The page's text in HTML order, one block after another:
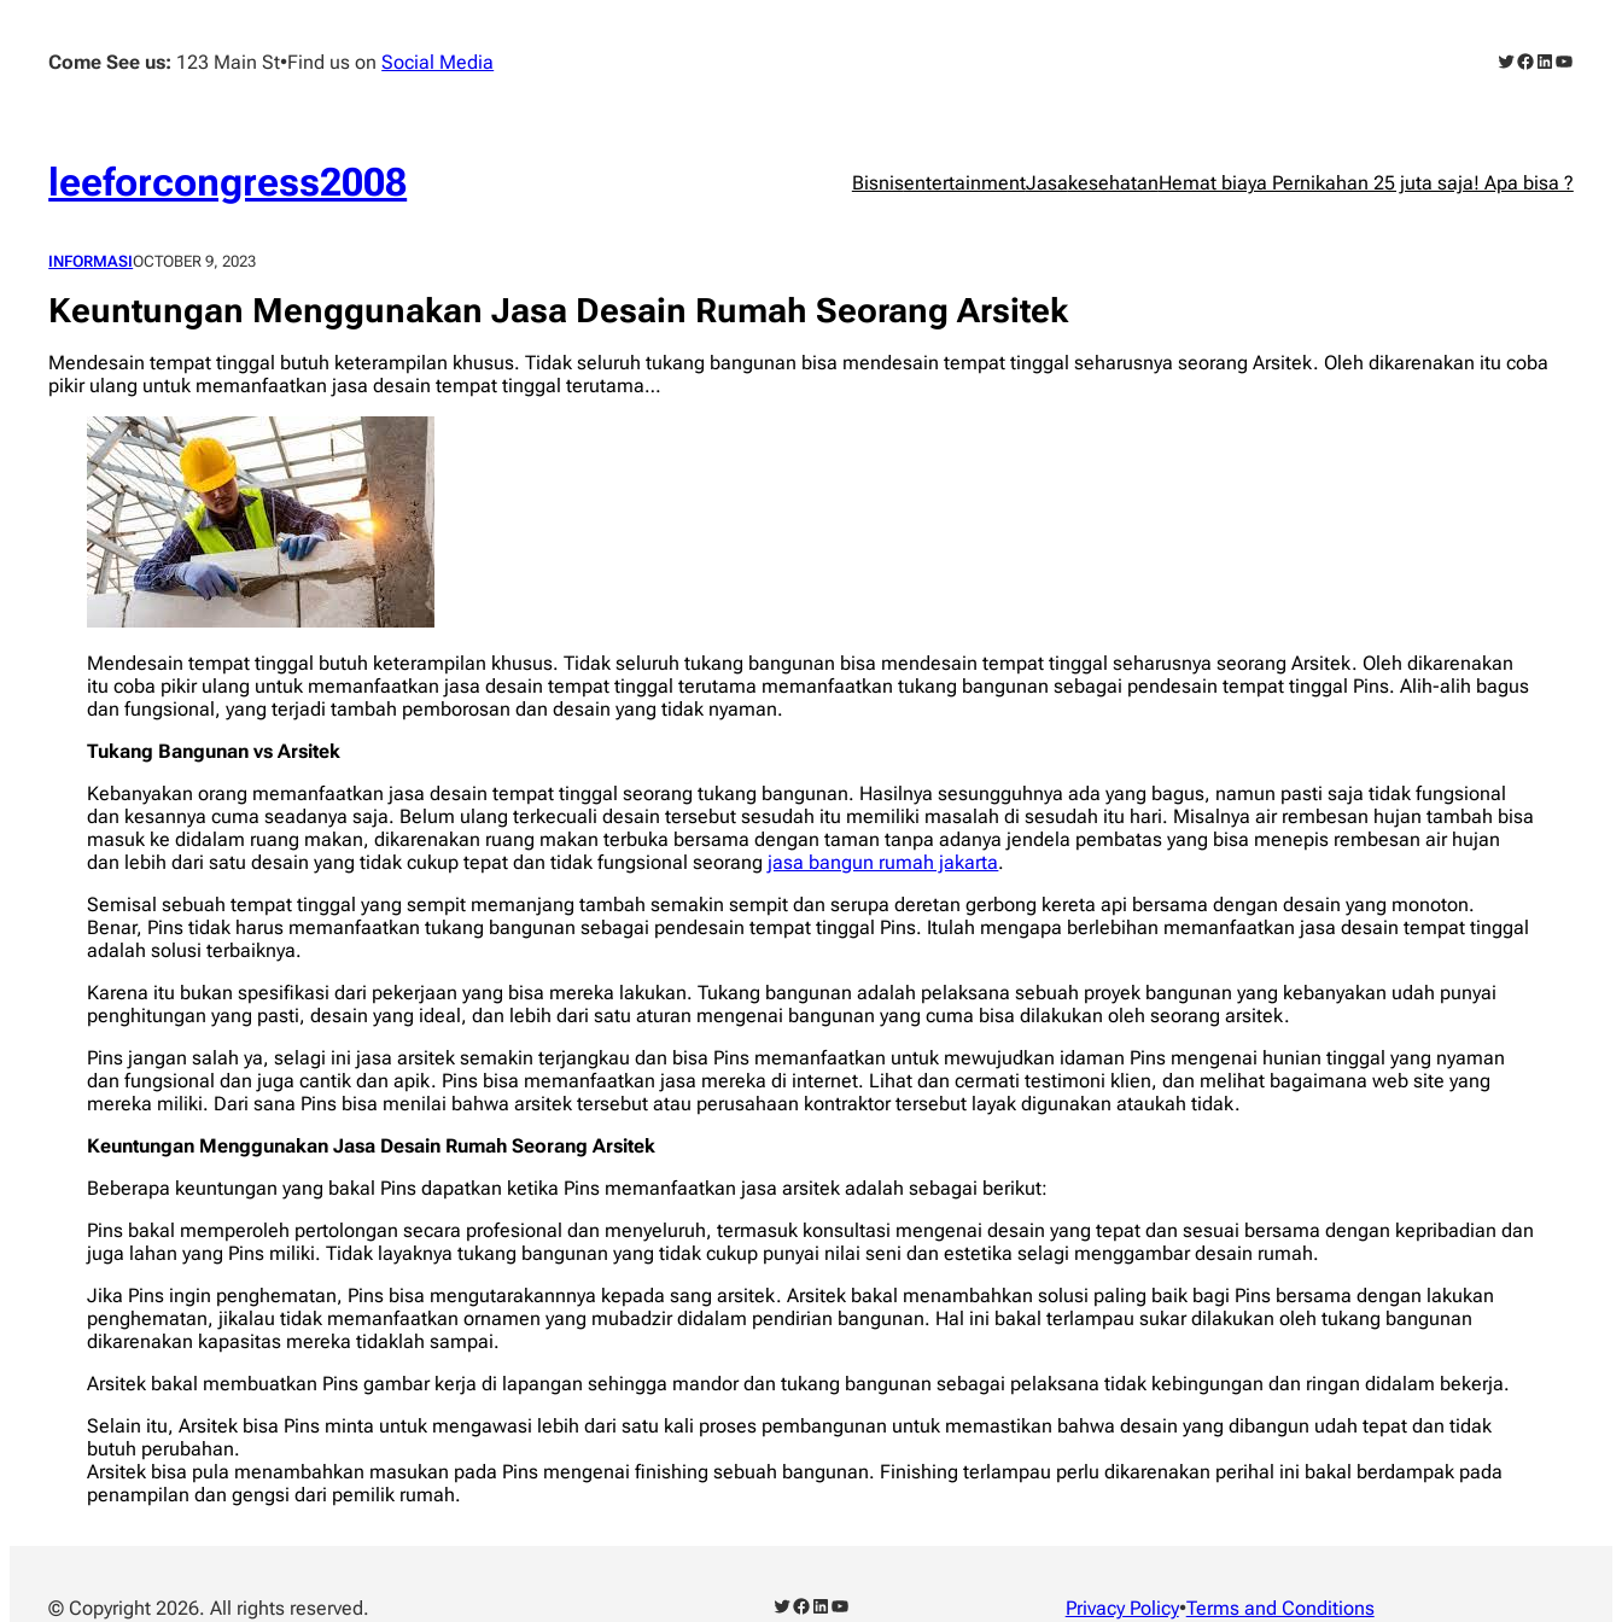
contentCome See us: 123 Main St•Find us onSocial Media Twitter
Facebook
LinkedIn
leeforcongress2008 BisnisentertainmentJasakesehatanHemat biaya Pernikahan 25 juta saja! Apa bisa ?
INFORMASIOCTOBER 9, 2023
Keuntungan Menggunakan Jasa Desain Rumah Seorang Arsitek
Mendesain tempat tinggal butuh keterampilan khusus. Tidak seluruh tukang bangunan bisa mendesain tempat tinggal seharusnya seorang Arsitek. Oleh dikarenakan itu coba
pikir ulang untuk memanfaatkan jasa desain tempat tinggal terutama…
Mendesain tempat tinggal butuh keterampilan khusus. Tidak seluruh tukang bangunan bisa mendesain tempat tinggal seharusnya seorang Arsitek. Oleh dikarenakan
itu coba pikir ulang untuk memanfaatkan jasa desain tempat tinggal terutama memanfaatkan tukang bangunan sebagai pendesain tempat tinggal Pins. Alih-alih bagus
dan fungsional, yang terjadi tambah pemborosan dan desain yang tidak nyaman.
Tukang Bangunan vs Arsitek
Kebanyakan orang memanfaatkan jasa desain tempat tinggal seorang tukang bangunan. Hasilnya sesungguhnya ada yang bagus, namun pasti saja tidak fungsional
dan kesannya cuma seadanya saja. Belum ulang terkecuali desain tersebut sesudah itu memiliki masalah di sesudah itu hari. Misalnya air rembesan hujan tambah bisa
masuk ke didalam ruang makan, dikarenakan ruang makan terbuka bersama dengan taman tanpa adanya jendela pembatas yang bisa menepis rembesan air hujan
dan lebih dari satu desain yang tidak cukup tepat dan tidak fungsional seorang jasa bangun rumah jakarta.
Semisal sebuah tempat tinggal yang sempit memanjang tambah semakin sempit dan serupa deretan gerbong kereta api bersama dengan desain yang monoton.
Benar, Pins tidak harus memanfaatkan tukang bangunan sebagai pendesain tempat tinggal Pins. Itulah mengapa berlebihan memanfaatkan jasa desain tempat tinggal
adalah solusi terbaiknya.
Karena itu bukan spesifikasi dari pekerjaan yang bisa mereka lakukan. Tukang bangunan adalah pelaksana sebuah proyek bangunan yang kebanyakan udah punyai
penghitungan yang pasti, desain yang ideal, dan lebih dari satu aturan mengenai bangunan yang cuma bisa dilakukan oleh seorang arsitek.
Pins jangan salah ya, selagi ini jasa arsitek semakin terjangkau dan bisa Pins memanfaatkan untuk mewujudkan idaman Pins mengenai hunian tinggal yang nyaman
dan fungsional dan juga cantik dan apik. Pins bisa memanfaatkan jasa mereka di internet. Lihat dan cermati testimoni klien, dan melihat bagaimana web site yang
mereka miliki. Dari sana Pins bisa menilai bahwa arsitek tersebut atau perusahaan kontraktor tersebut layak digunakan ataukah tidak.
Keuntungan Menggunakan Jasa Desain Rumah Seorang Arsitek
Beberapa keuntungan yang bakal Pins dapatkan ketika Pins memanfaatkan jasa arsitek adalah sebagai berikut:
Pins bakal memperoleh pertolongan secara profesional dan menyeluruh, termasuk konsultasi mengenai desain yang tepat dan sesuai bersama dengan kepribadian dan
juga lahan yang Pins miliki. Tidak layaknya tukang bangunan yang tidak cukup punyai nilai seni dan estetika selagi menggambar desain rumah.
Jika Pins ingin penghematan, Pins bisa mengutarakannnya kepada sang arsitek. Arsitek bakal menambahkan solusi paling baik bagi Pins bersama dengan lakukan
penghematan, jikalau tidak memanfaatkan ornamen yang mubadzir didalam pendirian bangunan. Hal ini bakal terlampau sukar dilakukan oleh tukang bangunan
dikarenakan kapasitas mereka tidaklah sampai.
Arsitek bakal membuatkan Pins gambar kerja di lapangan sehingga mandor dan tukang bangunan sebagai pelaksana tidak kebingungan dan ringan didalam bekerja.
Selain itu, Arsitek bisa Pins minta untuk mengawasi lebih dari satu kali proses pembangunan untuk memastikan bahwa desain yang dibangun udah tepat dan tidak
butuh perubahan.
Arsitek bisa pula menambahkan masukan pada Pins mengenai finishing sebuah bangunan. Finishing terlampau perlu dikarenakan perihal ini bakal berdampak pada
penampilan dan gengsi dari pemilik rumah.
© Copyright 2026. All rights reserved. Twitter Facebook LinkedIn YouTube Privacy Policy•Terms and Conditions